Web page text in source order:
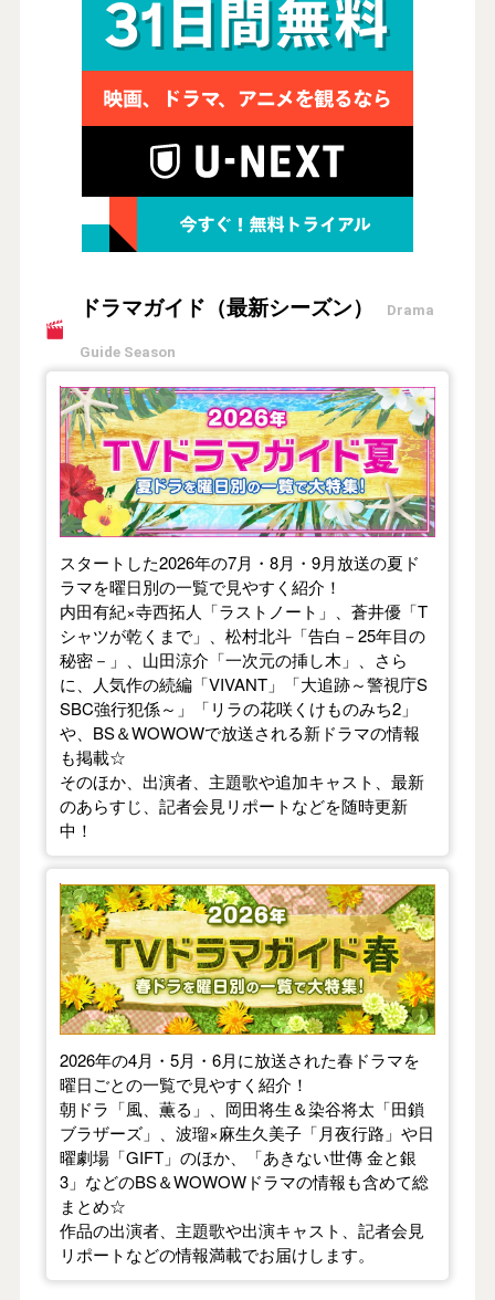
ドラマガイド（最新シーズン） Drama
Guide Season
【2026年夏】TVドラマガイド
スタートした2026年の7月・8月・9月放送の夏ド
ラマを曜日別の一覧で見やすく紹介！
内田有紀×寺西拓人「ラストノート」、蒼井優「T
シャツが乾くまで」、松村北斗「告白－25年目の
秘密－」、山田涼介「一次元の挿し木」、さら
に、人気作の続編「VIVANT」「大追跡～警視庁S
SBC強行犯係～」「リラの花咲くけものみち2」
や、BS＆WOWOWで放送される新ドラマの情報
も掲載☆
そのほか、出演者、主題歌や追加キャスト、最新
のあらすじ、記者会見リポートなどを随時更新
中！
【2026年春】TVドラマガイド
2026年の4月・5月・6月に放送された春ドラマを
曜日ごとの一覧で見やすく紹介！
朝ドラ「風、薫る」、岡田将生＆染谷将太「田鎖
ブラザーズ」、波瑠×麻生久美子「月夜行路」や日
曜劇場「GIFT」のほか、「あきない世傳 金と銀
3」などのBS＆WOWOWドラマの情報も含めて総
まとめ☆
作品の出演者、主題歌や出演キャスト、記者会見
リポートなどの情報満載でお届けします。